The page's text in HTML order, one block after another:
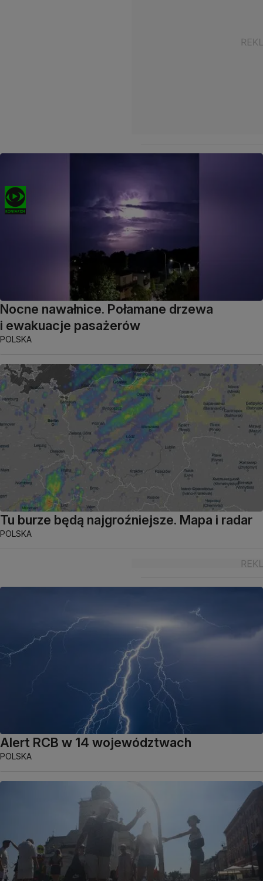
Nocne nawałnice. Połamane drzewa
i ewakuacje pasażerów
POLSKA
Tu burze będą najgroźniejsze. Mapa i radar
POLSKA
Alert RCB w 14 województwach
POLSKA